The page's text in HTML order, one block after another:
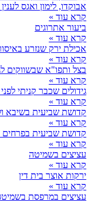
אבוקדו, לימון ואגס
קרא עוד »
ביעור אתרוגים
קרא עוד »
אכילת ירק שנזרע
קרא עוד »
בצל ותפו"א שבשווקים
קרא עוד »
גידולים שכבר קניתי
קרא עוד »
קדושת שביעית בשיבא
קרא עוד »
קדושת שביעית בפרחים
קרא עוד »
עציצים בשמיטה
קרא עוד »
ירקות אוצר בית דין
קרא עוד »
עציצים במרפסת